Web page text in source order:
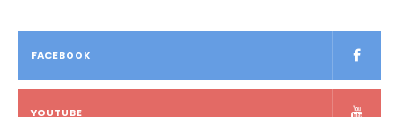
FACEBOOK
YOUTUBE